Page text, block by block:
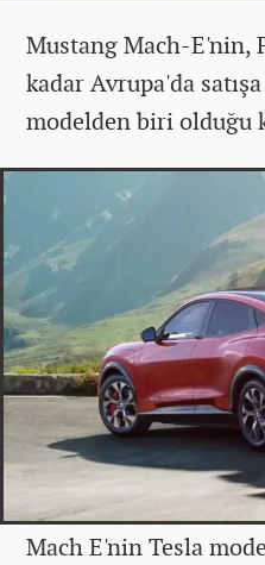
Mustang Mach-E'nin,
kadar Avrupa'da
modelden biri olduğu
Mach E'nin Tesla